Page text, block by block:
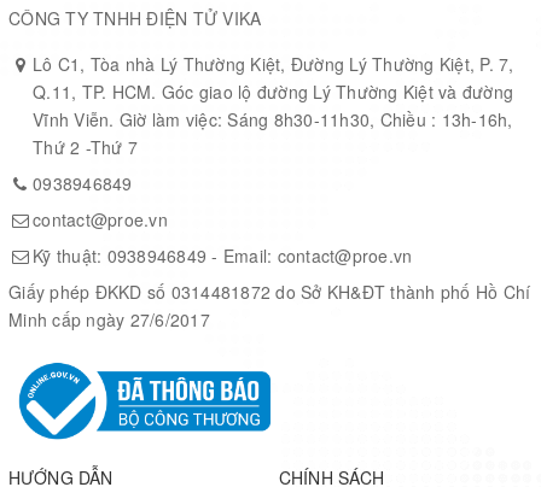
CÔNG TY TNHH ĐIỆN TỬ VIKA
Lô C1, Tòa nhà Lý Thường Kiệt, Đường Lý Thường Kiệt, P. 7,
Q.11, TP. HCM. Góc giao lộ đường Lý Thường Kiệt và đường
Vĩnh Viễn. Giờ làm việc: Sáng 8h30-11h30, Chiều : 13h-16h,
Thứ 2 -Thứ 7
0938946849
contact@proe.vn
Kỹ thuật: 0938946849 - Email: contact@proe.vn
Giấy phép ĐKKD số 0314481872 do Sở KH&ĐT thành phố Hồ Chí
Minh cấp ngày 27/6/2017
HƯỚNG DẪN CHÍNH SÁCH